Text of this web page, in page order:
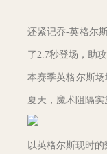
还紧记乔-英格尔
了2.7秒登场，助
本赛季英格尔斯
夏天，魔术阻隔
以英格尔斯现时